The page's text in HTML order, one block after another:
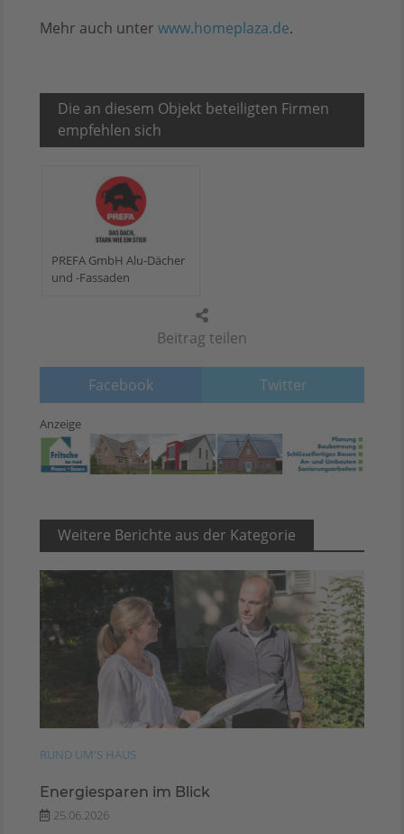
Beitrag teilen
Facebook Twitter
Mehr auch unter www.homeplaza.de.
Die an diesem Objekt beteiligten Firmen
empfehlen sich
PREFA GmbH Alu-Dächer
und -Fassaden
Anzeige
Weitere Berichte aus der Kategorie
RUND UM'S HAUS
Energiesparen im Blick
25.06.2026